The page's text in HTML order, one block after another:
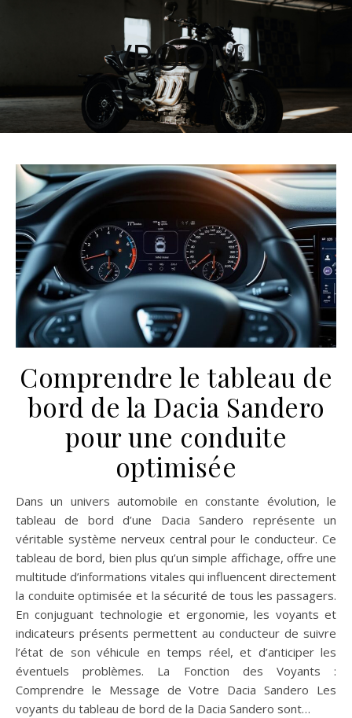
VROOM
Comprendre le tableau de
bord de la Dacia Sandero
pour une conduite
optimisée
Dans un univers automobile en constante évolution, le
tableau de bord d’une Dacia Sandero représente un
véritable système nerveux central pour le conducteur. Ce
tableau de bord, bien plus qu’un simple affichage, offre une
multitude d’informations vitales qui influencent directement
la conduite optimisée et la sécurité de tous les passagers.
En conjuguant technologie et ergonomie, les voyants et
indicateurs présents permettent au conducteur de suivre
l’état de son véhicule en temps réel, et d’anticiper les
éventuels problèmes. La Fonction des Voyants :
Comprendre le Message de Votre Dacia Sandero Les
voyants du tableau de bord de la Dacia Sandero sont…